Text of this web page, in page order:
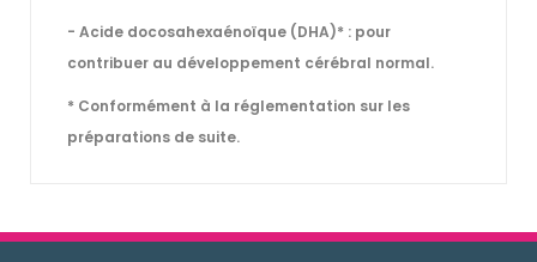
- Acide docosahexaénoïque (DHA)* : pour
contribuer au développement cérébral normal.
* Conformément à la réglementation sur les
préparations de suite.